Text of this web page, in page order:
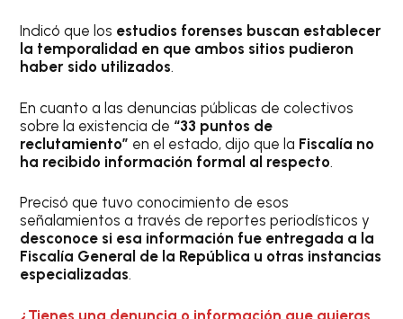
Indicó que los estudios forenses buscan establecer
la temporalidad en que ambos sitios pudieron
haber sido utilizados.
En cuanto a las denuncias públicas de colectivos
sobre la existencia de “33 puntos de
reclutamiento” en el estado, dijo que la Fiscalía no
ha recibido información formal al respecto.
Precisó que tuvo conocimiento de esos
señalamientos a través de reportes periodísticos y
desconoce si esa información fue entregada a la
Fiscalía General de la República u otras instancias
especializadas.
¿Tienes una denuncia o información que quieras